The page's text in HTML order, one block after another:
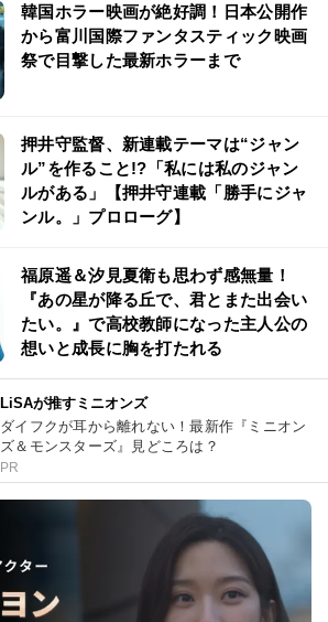
韓国ホラー映画が絶好調！日本公開作
から富川国際ファンタスティック映画
祭で目撃した最新ホラーまで
押井守監督、新連載テーマは“ジャン
ル”を作ること!?「私には私のジャン
ルがある」【押井守連載「勝手にジャ
ンル。」プロローグ】
福原遥＆汐見夏衛も思わず感無量！
『あの星が降る丘で、君とまた出会い
たい。』で高校教師になった主人公の
想いと成長に胸を打たれる
LiSAが推すミニオンズ
ダイフクが耳から離れない！最新作『ミニオン
ズ＆モンスターズ』見どころは？
PR